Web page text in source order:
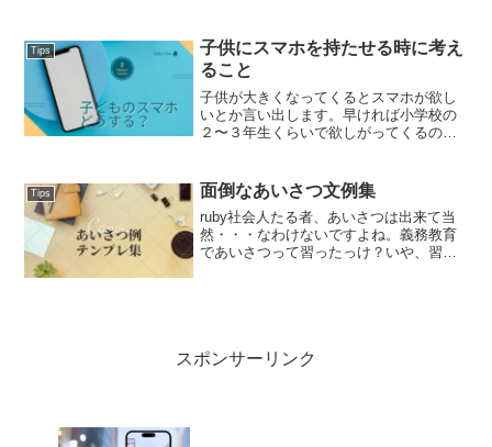
「5〜10分間の通話し放題」＋「15〜
20GB...
Tips
子供にスマホを持たせる時に考え
ること
子供が大きくなってくるとスマホが欲し
いとか言い出します。早ければ小学校の
２〜３年生くらいで欲しがってくるのか
抑圧された過去の反動がモロに反映され
たものになっているので、...
Tips 面倒なあいさつ文例集
ruby社会人たる者、あいさつは出来て当
然・・・なわけないですよね。義務教育
であいさつって習ったっけ？いや、習っ
スポンサーリンク